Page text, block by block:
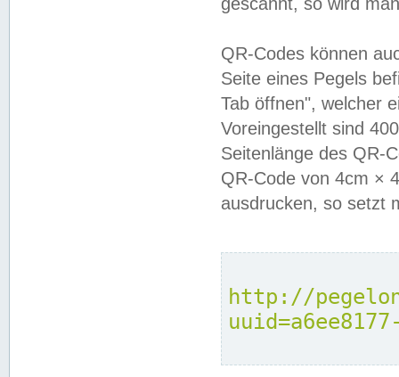
QR-Codes können
Seite eines Pegels
Tab öffnen", welcher
Voreingestellt sind
Seitenlänge des QR-
QR-Code von 4cm ×
ausdrucken, so setzt
http://